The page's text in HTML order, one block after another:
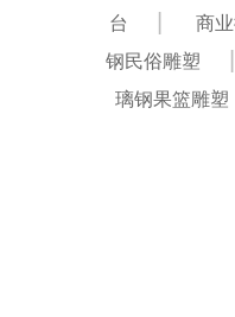
台
商
钢民俗雕塑
璃钢果篮雕塑